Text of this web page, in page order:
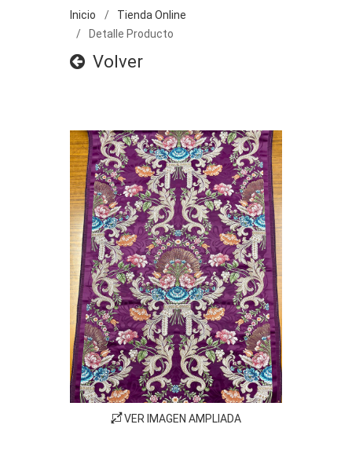
Inicio
Tienda Online
Detalle Producto
Volver
VER IMAGEN AMPLIADA